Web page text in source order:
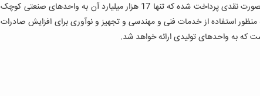
معوقات و استمهال باشند 200 هزار میلیارد تومان تسهیلات بصورت نقدی پرداخت شده که تنها 17 هزار میلیارد آن به واحدهای صنعتی کوچک
استفاده از خدمات فنی و مهندسی و تجهیز و نوآوری برای افزایش صادرات